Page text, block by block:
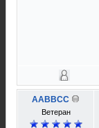
AABBCC
Ветеран